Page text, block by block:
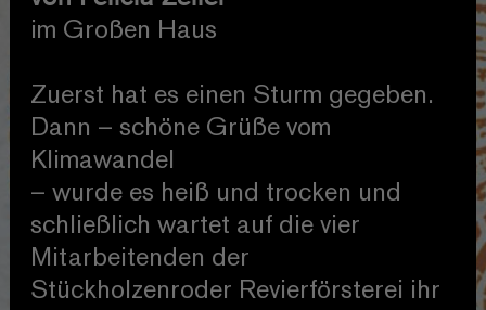
im Großen Haus
Zuerst hat es einen Sturm gegeben.
Dann – schöne Grüße vom
Klimawandel
– wurde es heiß und trocken und
schließlich wartet auf die vier
Mitarbeitenden der
Stückholzenroder Revierförsterei ihr